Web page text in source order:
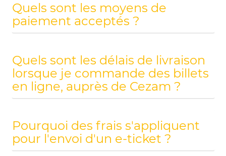
Quels sont les moyens de
paiement acceptés ?
Quels sont les délais de livraison
lorsque je commande des billets
en ligne, auprès de Cezam ?
Pourquoi des frais s'appliquent
pour l'envoi d'un e-ticket ?